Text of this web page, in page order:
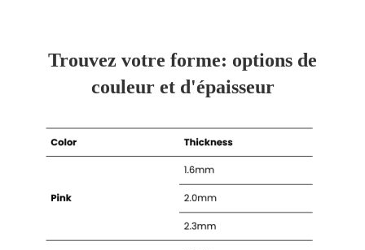
Trouvez votre forme: options de
couleur et d'épaisseur